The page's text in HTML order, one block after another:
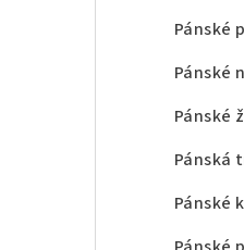
Pánské
Pánské
Pánské
Pánská
Pánské